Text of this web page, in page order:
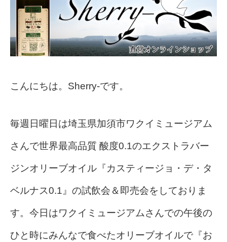
こんにちは。Sherry-です。
毎週日曜日は埼玉県加須市ワクイミュージアム
さんで世界最高品質 酸度0.1のエクストラバー
ジンオリーブオイル『カスティージョ・デ・タ
ベルナス0.1』の試飲会＆即売会をしておりま
す。今日はワクイミュージアムさんでの午後の
ひと時にみんなで食べたオリーブオイルで『お